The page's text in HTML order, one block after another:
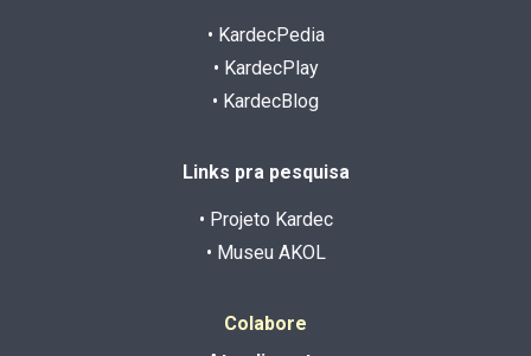
• KardecPedia
• KardecPlay
• KardecBlog
Links pra pesquisa
• Projeto Kardec
• Museu AKOL
Colabore